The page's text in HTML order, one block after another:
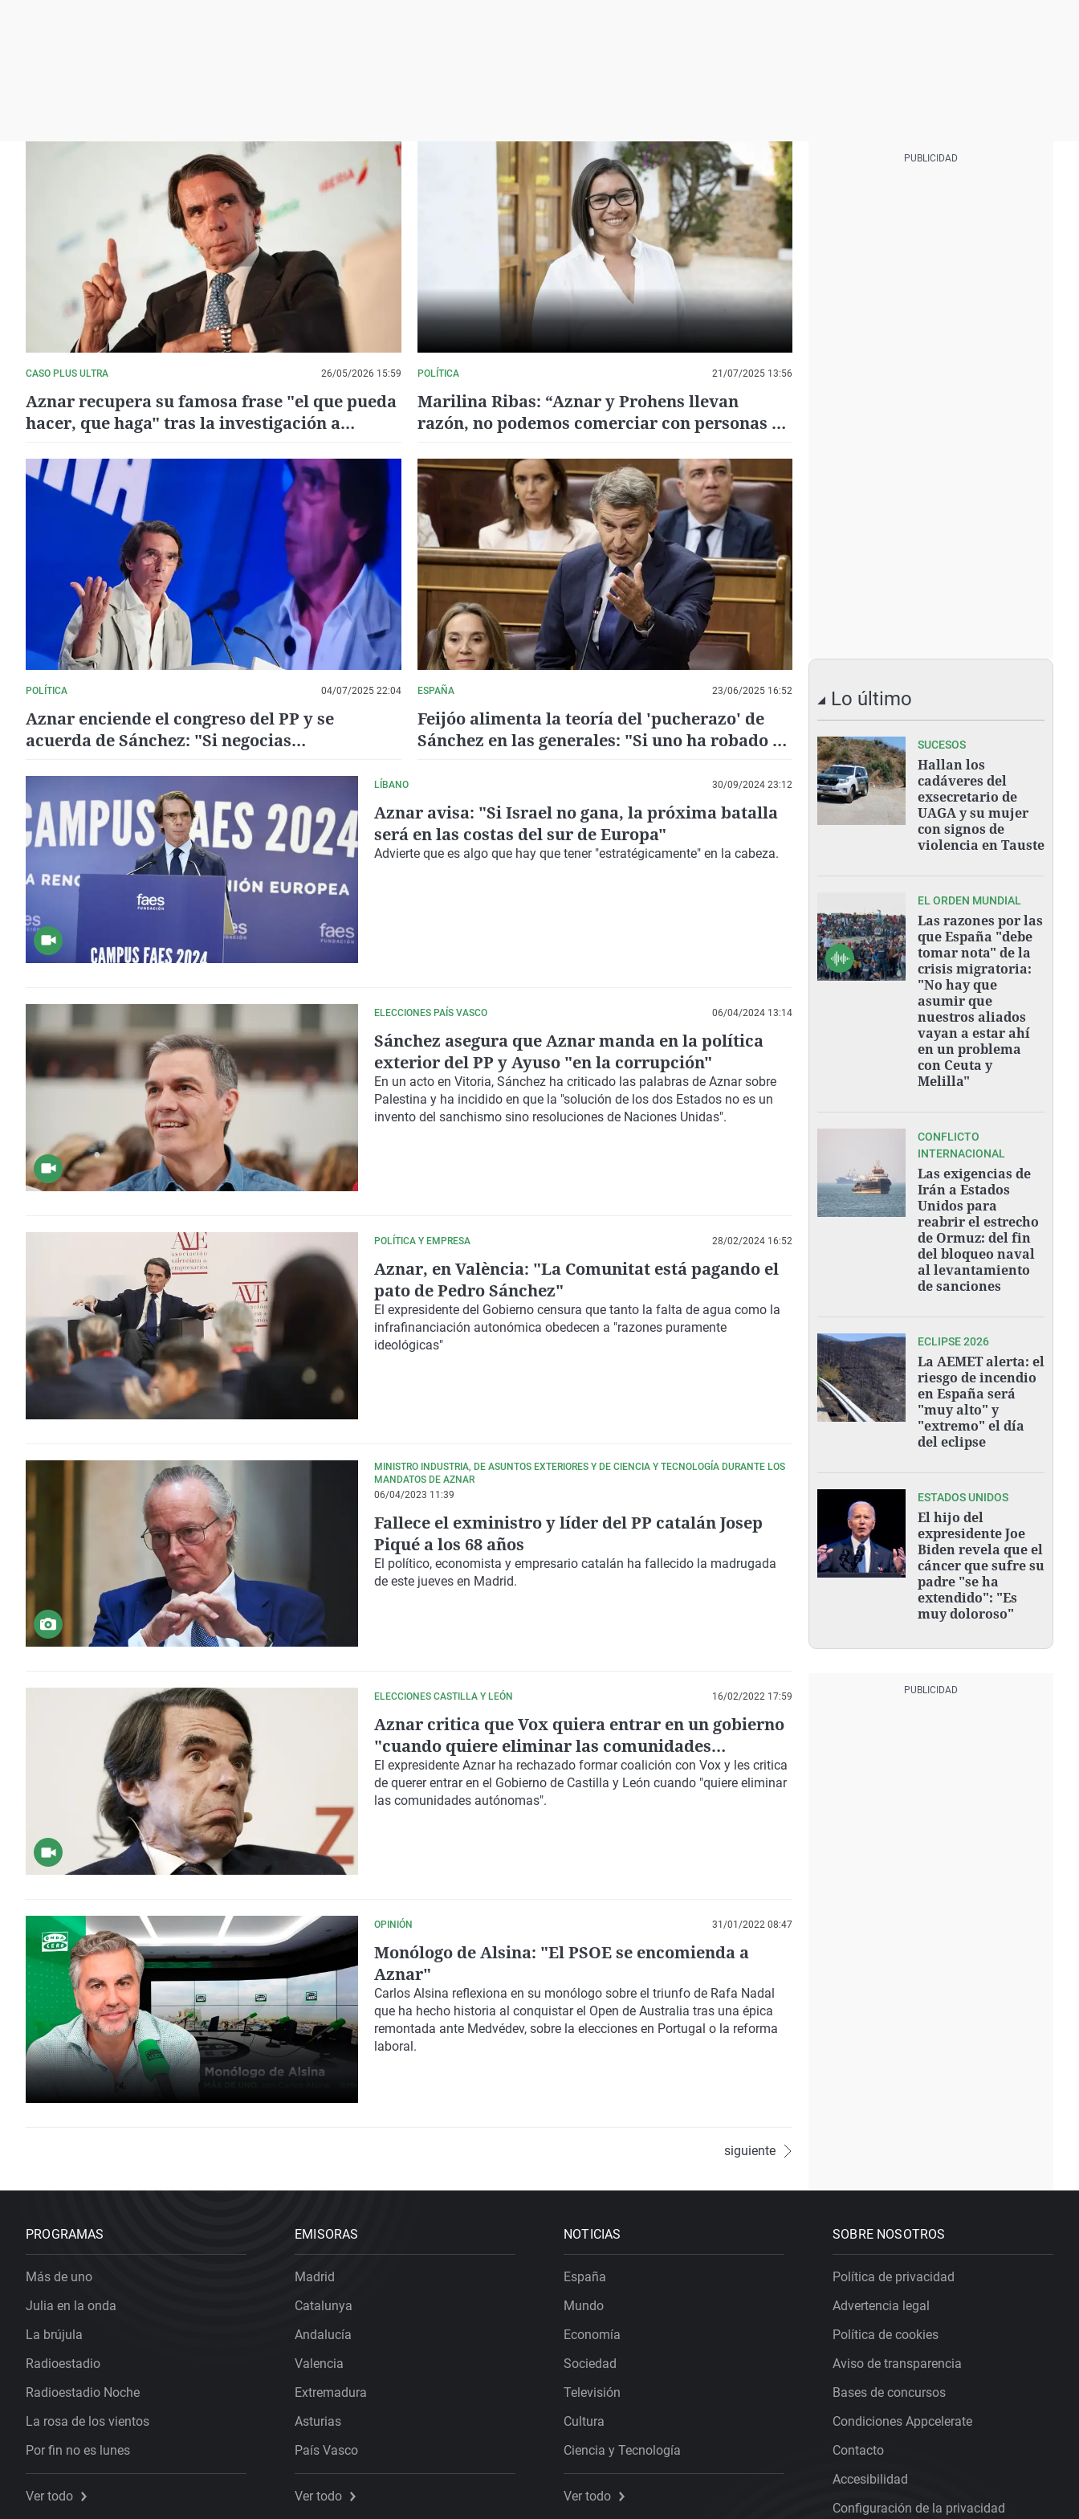
CASO PLUS ULTRA 26/05/2026 15:59
Aznar recupera su famosa frase "el que pueda
hacer, que haga" tras la investigación a
POLÍTICA 21/07/2025 13:56
Marilina Ribas: “Aznar y Prohens llevan
razón, no podemos comerciar con personas ni
POLÍTICA 04/07/2025 22:04
Aznar enciende el congreso del PP y se
acuerda de Sánchez: "Si negocias
en la cárcel"
ESPAÑA 23/06/2025 16:52
Feijóo alimenta la teoría del 'pucherazo' de
Sánchez en las generales: "Si uno ha robado en
LÍBANO 30/09/2024 23:12
Aznar avisa: "Si Israel no gana, la próxima batalla
será en las costas del sur de Europa"
Advierte que es algo que hay que tener "estratégicamente" en la cabeza.
ELECCIONES PAÍS VASCO 06/04/2024 13:14
Sánchez asegura que Aznar manda en la política
exterior del PP y Ayuso "en la corrupción"
En un acto en Vitoria, Sánchez ha criticado las palabras de Aznar sobre
Palestina y ha incidido en que la "solución de los dos Estados no es un
invento del sanchismo sino resoluciones de Naciones Unidas".
POLÍTICA Y EMPRESA 28/02/2024 16:52
Aznar, en València: "La Comunitat está pagando el
pato de Pedro Sánchez"
El expresidente del Gobierno censura que tanto la falta de agua como la
infrafinanciación autonómica obedecen a "razones puramente
ideológicas"
MINISTRO INDUSTRIA, DE ASUNTOS EXTERIORES Y DE CIENCIA Y TECNOLOGÍA DURANTE LOS
MANDATOS DE AZNAR
06/04/2023 11:39
Fallece el exministro y líder del PP catalán Josep
Piqué a los 68 años
El político, economista y empresario catalán ha fallecido la madrugada
de este jueves en Madrid.
ELECCIONES CASTILLA Y LEÓN 16/02/2022 17:59
Aznar critica que Vox quiera entrar en un gobierno
"cuando quiere eliminar las comunidades
autónomas"
El expresidente Aznar ha rechazado formar coalición con Vox y les critica
de querer entrar en el Gobierno de Castilla y León cuando "quiere eliminar
las comunidades autónomas".
OPINIÓN 31/01/2022 08:47
Monólogo de Alsina: "El PSOE se encomienda a
Aznar"
Carlos Alsina reflexiona en su monólogo sobre el triunfo de Rafa Nadal
que ha hecho historia al conquistar el Open de Australia tras una épica
remontada ante Medvédev, sobre la elecciones en Portugal o la reforma
laboral.
siguiente
Lo último
SUCESOS
Hallan los
cadáveres del
exsecretario de
UAGA y su mujer
con signos de
violencia en Tauste
EL ORDEN MUNDIAL
Las razones por las
que España "debe
tomar nota" de la
crisis migratoria:
"No hay que
asumir que
nuestros aliados
vayan a estar ahí
en un problema
con Ceuta y
Melilla"
CONFLICTO
INTERNACIONAL
Las exigencias de
Irán a Estados
Unidos para
reabrir el estrecho
de Ormuz: del fin
del bloqueo naval
al levantamiento
de sanciones
ECLIPSE 2026
La AEMET alerta: el
riesgo de incendio
en España será
"muy alto" y
"extremo" el día
del eclipse
ESTADOS UNIDOS
El hijo del
expresidente Joe
Biden revela que el
cáncer que sufre su
padre "se ha
extendido": "Es
muy doloroso"
PROGRAMAS
Más de uno
Julia en la onda
La brújula
Radioestadio
Radioestadio Noche
La rosa de los vientos
Por fin no es lunes
Ver todo
EMISORAS
Madrid
Catalunya
Andalucía
Valencia
Extremadura
Asturias
País Vasco
Ver todo
NOTICIAS
España
Mundo
Economía
Sociedad
Televisión
Cultura
Ciencia y Tecnología
Ver todo
SOBRE NOSOTROS
Política de privacidad
Advertencia legal
Política de cookies
Aviso de transparencia
Bases de concursos
Condiciones Appcelerate
Contacto
Accesibilidad
Configuración de la privacidad